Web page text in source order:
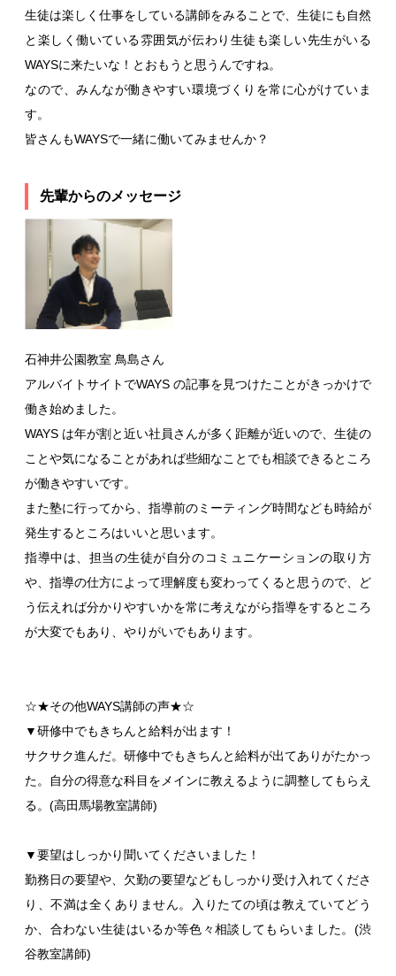
生徒は楽しく仕事をしている講師をみることで、生徒にも自然
と楽しく働いている雰囲気が伝わり生徒も楽しい先生がいる
WAYSに来たいな！とおもうと思うんですね。
なので、みんなが働きやすい環境づくりを常に心がけていま
す。
皆さんもWAYSで一緒に働いてみませんか？
先輩からのメッセージ
石神井公園教室 鳥島さん
アルバイトサイトでWAYS の記事を見つけたことがきっかけで
働き始めました。
WAYS は年が割と近い社員さんが多く距離が近いので、生徒の
ことや気になることがあれば些細なことでも相談できるところ
が働きやすいです。
また塾に行ってから、指導前のミーティング時間なども時給が
発生するところはいいと思います。
指導中は、担当の生徒が自分のコミュニケーションの取り方
や、指導の仕方によって理解度も変わってくると思うので、ど
う伝えれば分かりやすいかを常に考えながら指導をするところ
が大変でもあり、やりがいでもあります。
☆★その他WAYS講師の声★☆
▼研修中でもきちんと給料が出ます！
サクサク進んだ。研修中でもきちんと給料が出てありがたかっ
た。自分の得意な科目をメインに教えるように調整してもらえ
る。(高田馬場教室講師)
▼要望はしっかり聞いてくださいました！
勤務日の要望や、欠勤の要望などもしっかり受け入れてくださ
り、不満は全くありません。入りたての頃は教えていてどう
か、合わない生徒はいるか等色々相談してもらいました。(渋
谷教室講師)